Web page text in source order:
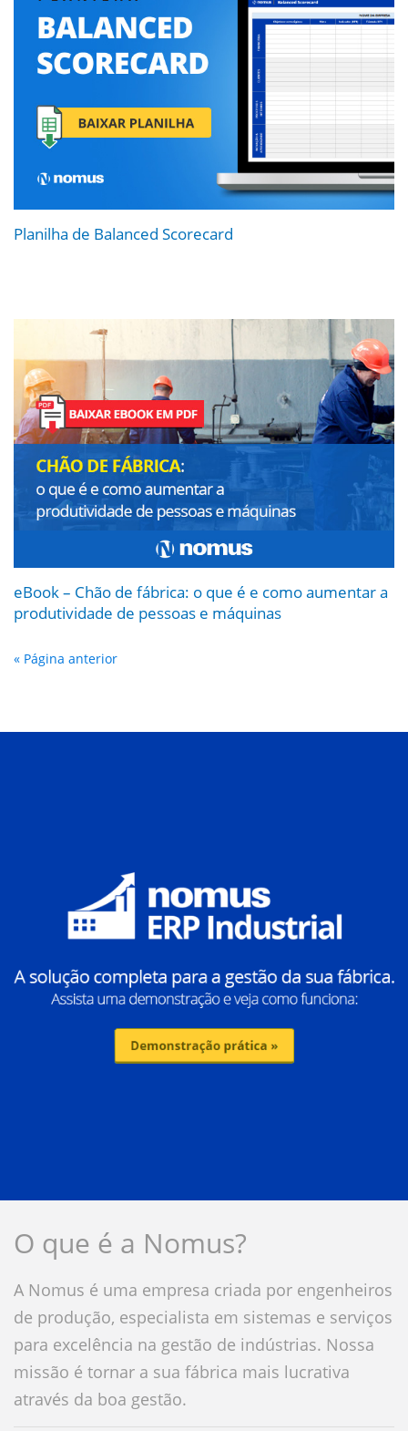
Planilha de Balanced Scorecard
eBook – Chão de fábrica: o que é e como aumentar a
produtividade de pessoas e máquinas
« Página anterior
O que é a Nomus?
A Nomus é uma empresa criada por engenheiros
de produção, especialista em sistemas e serviços
para excelência na gestão de indústrias. Nossa
missão é tornar a sua fábrica mais lucrativa
através da boa gestão.